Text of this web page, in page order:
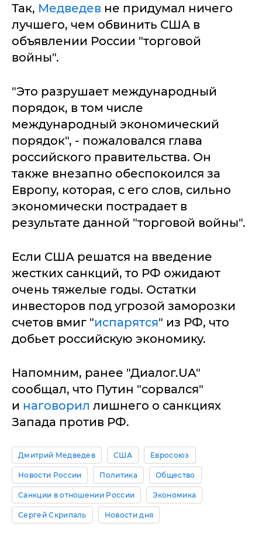
Так, Медведев не придумал ничего
лучшего, чем обвинить США в
объявлении России "торговой
войны".
"Это разрушает международный
порядок, в том числе
международный экономический
порядок", - пожаловался глава
российского правительства. Он
также внезапно обеспокоился за
Европу, которая, с его слов, сильно
экономически пострадает в
результате данной "торговой войны".
Если США решатся на введение
жестких санкций, то РФ ожидают
очень тяжелые годы. Остатки
инвесторов под угрозой заморозки
счетов вмиг "испарятся" из РФ, что
добьет российскую экономику.
Напомним, ранее "Диалог.UA"
сообщал, что Путин "сорвался"
и наговорил лишнего о санкциях
Запада против РФ.
Дмитрий Медведев США Евросоюз
Новости России Политика Общество
Санкции в отношении России Экономика
Сергей Скрипаль Новости дня